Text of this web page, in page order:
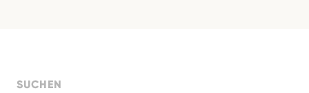
SUCHEN